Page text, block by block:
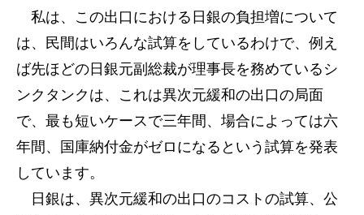
私は、この出口における日銀の負担増について
は、民間はいろんな試算をしているわけで、例え
ば先ほどの日銀元副総裁が理事長を務めているシ
ンクタンクは、これは異次元緩和の出口の局面
で、最も短いケースで三年間、場合によっては六
年間、国庫納付金がゼロになるという試算を発表
しています。
日銀は、異次元緩和の出口のコストの試算、公